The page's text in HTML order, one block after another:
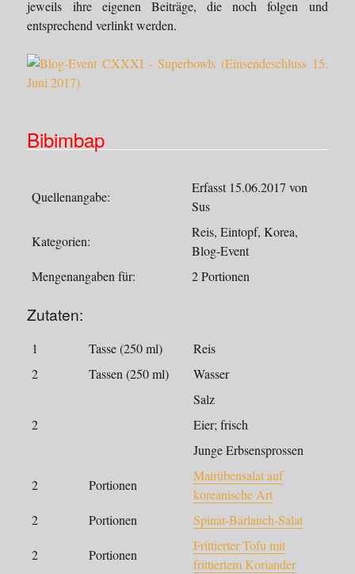
jeweils ihre eigenen Beiträge, die noch folgen und
entsprechend verlinkt werden.
Bibimbap
Quellenangabe:
Erfasst 15.06.2017 von
Sus
Kategorien:
Reis, Eintopf, Korea,
Blog-Event
Mengenangaben für:
2 Portionen
Zutaten:
1 Tasse (250 ml)
Reis
2
Tassen (250 ml)
Wasser
Salz
2
Eier; frisch
Junge Erbsensprossen
2 Portionen
Mairübensalat auf
koreanische Art
2
Portionen Spinat-Bärlauch-Salat
2 Portionen
Frittierter Tofu mit
frittiertem Koriander